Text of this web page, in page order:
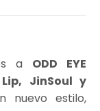
a ODD EYE
JinSoul y
nuevo estilo,